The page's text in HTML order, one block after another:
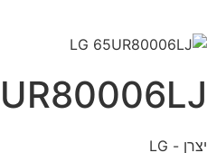
יצרן - LG